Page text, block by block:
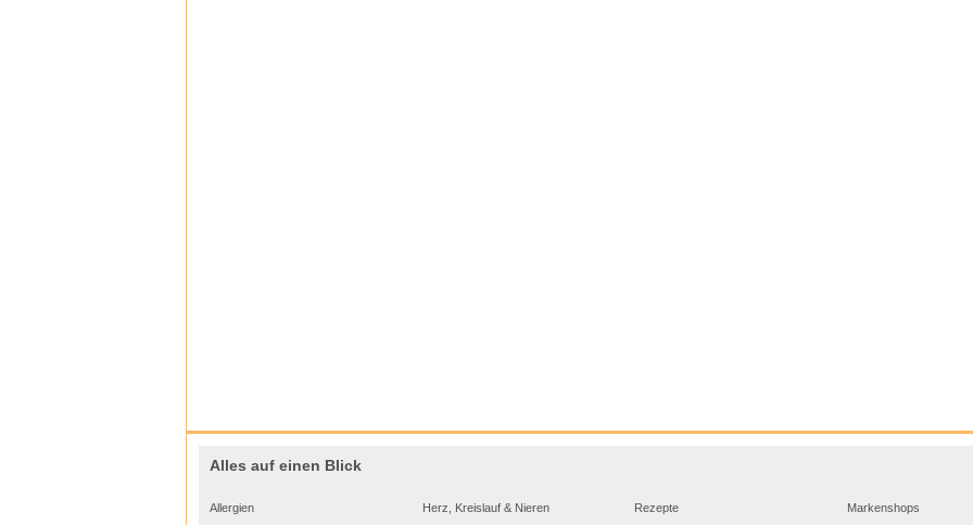
Alles auf einen Blick
Allergien
Herz, Kreislauf & Nieren
Rezepte
Markenshops